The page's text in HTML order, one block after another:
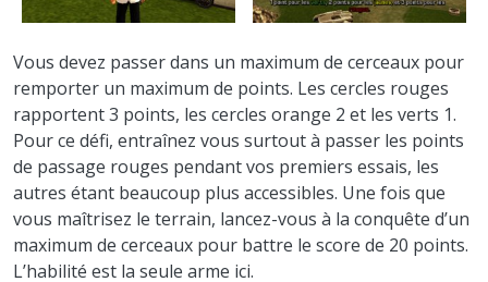
Vous devez passer dans un maximum de cerceaux pour
remporter un maximum de points. Les cercles rouges
rapportent 3 points, les cercles orange 2 et les verts 1.
Pour ce défi, entraînez vous surtout à passer les points
de passage rouges pendant vos premiers essais, les
autres étant beaucoup plus accessibles. Une fois que
vous maîtrisez le terrain, lancez-vous à la conquête d’un
maximum de cerceaux pour battre le score de 20 points.
L’habilité est la seule arme ici.